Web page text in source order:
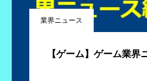
業界ニュース
【ゲーム】ゲーム業界